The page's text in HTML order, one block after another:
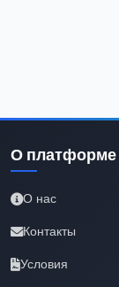
О платформе
О нас
Контакты
Условия